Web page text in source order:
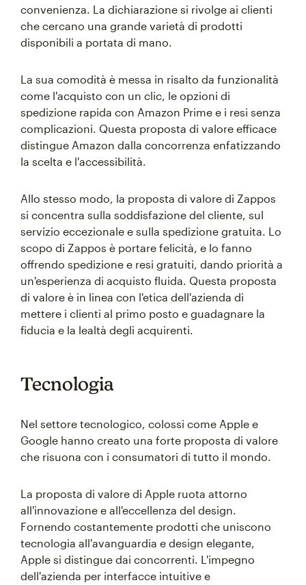
convenienza. La dichiarazione si rivolge ai clienti
che cercano una grande varietà di prodotti
disponibili a portata di mano.
La sua comodità è messa in risalto da funzionalità
come l'acquisto con un clic, le opzioni di
spedizione rapida con Amazon Prime e i resi senza
complicazioni. Questa proposta di valore efficace
distingue Amazon dalla concorrenza enfatizzando
la scelta e l'accessibilità.
Allo stesso modo, la proposta di valore di Zappos
si concentra sulla soddisfazione del cliente, sul
servizio eccezionale e sulla spedizione gratuita. Lo
scopo di Zappos è portare felicità, e lo fanno
offrendo spedizione e resi gratuiti, dando priorità a
un'esperienza di acquisto fluida. Questa proposta
di valore è in linea con l'etica dell'azienda di
mettere i clienti al primo posto e guadagnare la
fiducia e la lealtà degli acquirenti.
Tecnologia
Nel settore tecnologico, colossi come Apple e
Google hanno creato una forte proposta di valore
che risuona con i consumatori di tutto il mondo.
La proposta di valore di Apple ruota attorno
all'innovazione e all'eccellenza del design.
Fornendo costantemente prodotti che uniscono
tecnologia all'avanguardia e design elegante,
Apple si distingue dai concorrenti. L'impegno
dell'azienda per interfacce intuitive e